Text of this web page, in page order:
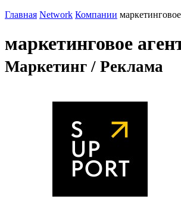
Главная Network Компании
маркетинговое
Маркетинг / Реклама